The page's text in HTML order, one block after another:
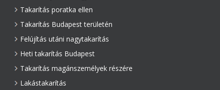
Takarítás poratka ellen
Takarítás Budapest területén
Felújítás utáni nagytakarítás
Heti takarítás Budapest
Takarítás magánszemélyek részére
Lakástakarítás